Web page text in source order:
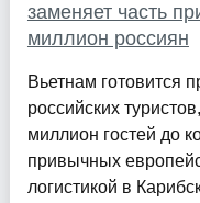
заменяет часть
миллион россиян
Вьетнам готовится
российских
миллион гостей до
привычных
логистикой в